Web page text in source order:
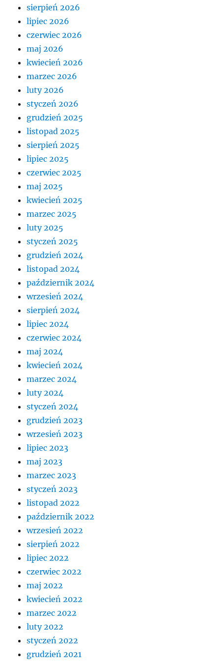
sierpień 2026
lipiec 2026
czerwiec 2026
maj 2026
kwiecień 2026
marzec 2026
luty 2026
styczeń 2026
grudzień 2025
listopad 2025
sierpień 2025
lipiec 2025
czerwiec 2025
maj 2025
kwiecień 2025
marzec 2025
luty 2025
styczeń 2025
grudzień 2024
listopad 2024
październik 2024
wrzesień 2024
sierpień 2024
lipiec 2024
czerwiec 2024
maj 2024
kwiecień 2024
marzec 2024
luty 2024
styczeń 2024
grudzień 2023
wrzesień 2023
lipiec 2023
maj 2023
marzec 2023
styczeń 2023
listopad 2022
październik 2022
wrzesień 2022
sierpień 2022
lipiec 2022
czerwiec 2022
maj 2022
kwiecień 2022
marzec 2022
luty 2022
styczeń 2022
grudzień 2021